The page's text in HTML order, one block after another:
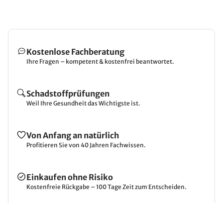
Kostenlose Fachberatung
Ihre Fragen – kompetent & kostenfrei beantwortet.
Schadstoffprüfungen
Weil Ihre Gesundheit das Wichtigste ist.
Von Anfang an natürlich
Profitieren Sie von 40 Jahren Fachwissen.
Einkaufen ohne Risiko
Kostenfreie Rückgabe – 100 Tage Zeit zum Entscheiden.